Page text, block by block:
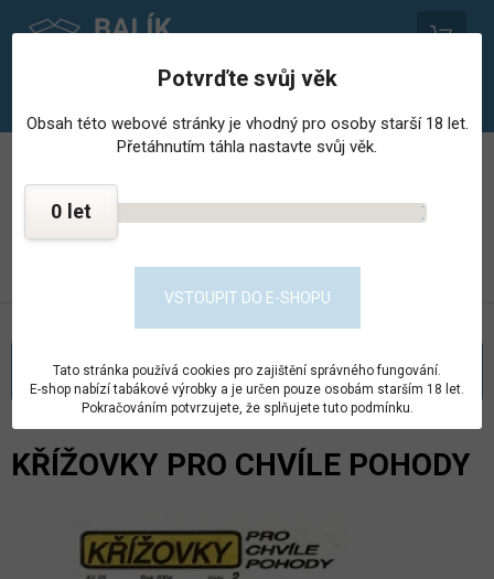
PROVOZOVNA STŘEDISKA HOSPODÁŘSKÉ ČINNNOSTI
KONTAKT
KATEGORIE
KŘÍŽOVKY PRO CHVÍLE POHODY
Potvrďte svůj věk
Obsah této webové stránky je vhodný pro osoby starší 18 let.
Přetáhnutím táhla nastavte svůj věk.
0
VSTOUPIT DO E-SHOPU
Tato stránka používá cookies pro zajištění správného fungování.
E-shop nabízí tabákové výrobky a je určen pouze osobám starším 18 let.
Pokračováním potvrzujete, že splňujete tuto podmínku.